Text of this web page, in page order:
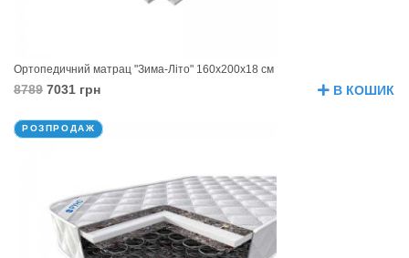
Ортопедичний матрац "Зима-Літо" 160х200х18 см
8789 7031 грн В КОШИК
РОЗПРОДАЖ